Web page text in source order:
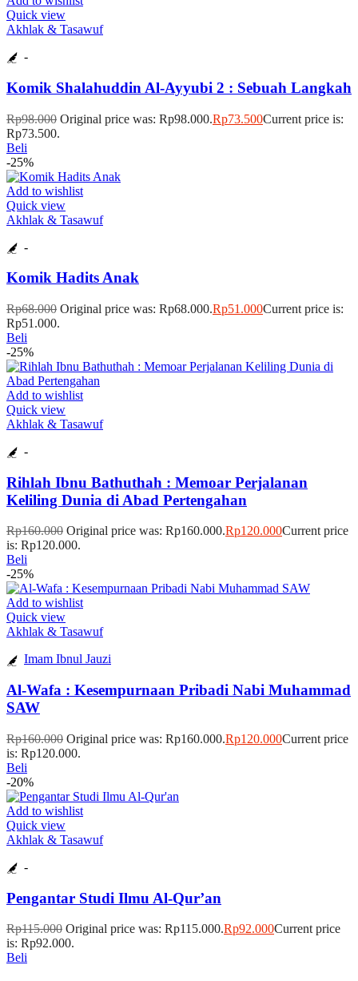
Quick view
Akhlak & Tasawuf
-
Komik Shalahuddin Al-Ayyubi 2 : Sebuah Langkah
Rp98.000 Original price was: Rp98.000.Rp73.500Current price is:
Rp73.500.
Beli
-25%
Add to wishlist
Quick view
Akhlak & Tasawuf
-
Komik Hadits Anak
Rp68.000 Original price was: Rp68.000.Rp51.000Current price is:
Rp51.000.
Beli
-25%
Add to wishlist
Quick view
Akhlak & Tasawuf
-
Rihlah Ibnu Bathuthah : Memoar Perjalanan
Keliling Dunia di Abad Pertengahan
Rp160.000 Original price was: Rp160.000.Rp120.000Current price
is: Rp120.000.
Beli
-25%
Add to wishlist
Quick view
Akhlak & Tasawuf
Imam Ibnul Jauzi
Al-Wafa : Kesempurnaan Pribadi Nabi Muhammad
SAW
Rp160.000 Original price was: Rp160.000.Rp120.000Current price
is: Rp120.000.
Beli
-20%
Add to wishlist
Quick view
Akhlak & Tasawuf
-
Pengantar Studi Ilmu Al-Qur’an
Rp115.000 Original price was: Rp115.000.Rp92.000Current price
is: Rp92.000.
Beli